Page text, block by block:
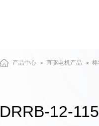
产品中心 > 直驱电机产品 >
DRRB-12-115